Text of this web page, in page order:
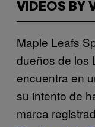
VIDEOS BY
Maple Leafs
dueños de los
encuentra en
su intento de
marca